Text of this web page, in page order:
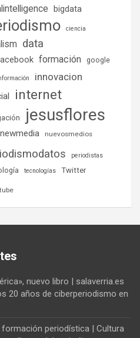
bigdata
ciencia
data
formación google
innovacion
internet
jesusflores
newmedia nuevosmedios
periodistas
tecnologías Twitter
nuevo libro | salaverria.es
20 años de ciberperiodismo en
periodística | Cultura